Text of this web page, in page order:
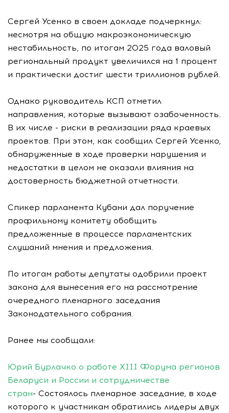
Сергей Усенко в своем докладе подчеркнул:
несмотря на общую макроэкономическую
нестабильность, по итогам 2025 года валовый
региональный продукт увеличился на 1 процент
и практически достиг шести триллионов рублей.
Однако руководитель КСП отметил
направления, которые вызывают озабоченность.
В их числе - риски в реализации ряда краевых
проектов. При этом, как сообщил Сергей Усенко,
обнаруженные в ходе проверки нарушения и
недостатки в целом не оказали влияния на
достоверность бюджетной отчетности.
Спикер парламента Кубани дал поручение
профильному комитету обобщить
предложенные в процессе парламентских
слушаний мнения и предложения.
По итогам работы депутаты одобрили проект
закона для вынесения его на рассмотрение
очередного пленарного заседания
Законодательного собрания.
Ранее мы сообщали:
Юрий Бурлачко о работе XIII Форума регионов
Беларуси и России и сотрудничестве
стран- Состоялось пленарное заседание, в ходе
которого к участникам обратились лидеры двух